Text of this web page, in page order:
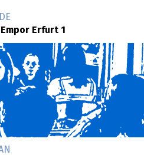
Empor Erfurt 1